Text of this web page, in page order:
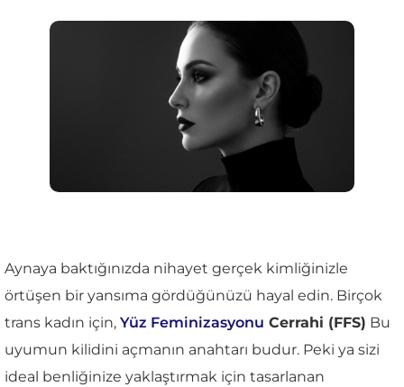
Aynaya baktığınızda nihayet gerçek kimliğinizle
örtüşen bir yansıma gördüğünüzü hayal edin. Birçok
trans kadın için, Yüz Feminizasyonu Cerrahi (FFS) Bu
uyumun kilidini açmanın anahtarı budur. Peki ya sizi
ideal benliğinize yaklaştırmak için tasarlanan